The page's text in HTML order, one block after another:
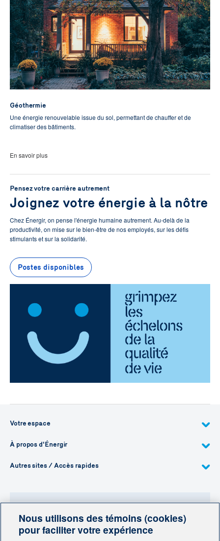
Géothermie
Une énergie renouvelable issue du sol, permettant de chauffer et de
climatiser des bâtiments.
En savoir plus
Pensez votre carrière autrement
Joignez votre énergie à la nôtre
Chez Énergir, on pense l'énergie humaine autrement. Au-delà de la
productivité, on mise sur le bien-être de nos employés, sur les défis
stimulants et sur la solidarité.
Postes disponibles
Votre espace
À propos d'Énergir
Autres sites / Accès rapides
Besoin de plus d'information?
Nous utilisons des témoins (cookies)
pour faciliter votre expérience